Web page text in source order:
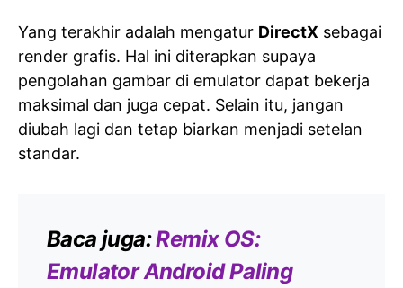
Yang terakhir adalah mengatur DirectX sebagai
render grafis. Hal ini diterapkan supaya
pengolahan gambar di emulator dapat bekerja
maksimal dan juga cepat. Selain itu, jangan
diubah lagi dan tetap biarkan menjadi setelan
standar.
Baca juga:Remix OS:
Emulator Android Paling